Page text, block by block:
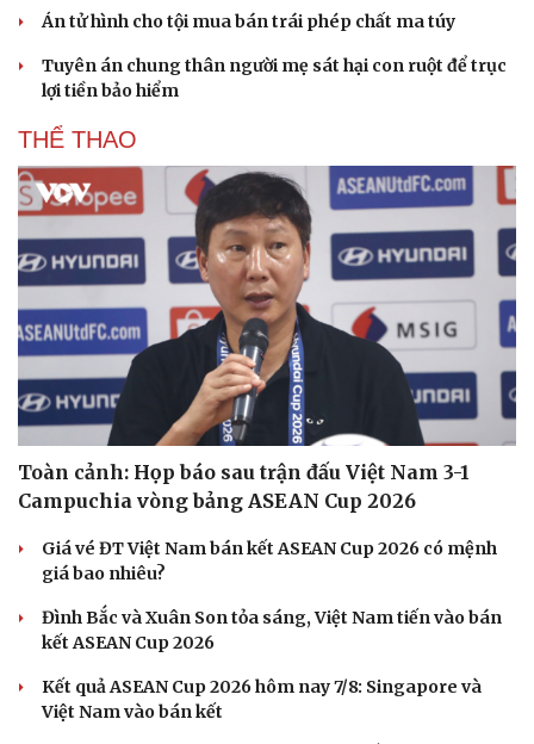
Án tử hình cho tội mua bán trái phép chất ma túy
Tuyên án chung thân người mẹ sát hại con ruột để trục
lợi tiền bảo hiểm
THỂ THAO
Toàn cảnh: Họp báo sau trận đấu Việt Nam 3-1
Campuchia vòng bảng ASEAN Cup 2026
Giá vé ĐT Việt Nam bán kết ASEAN Cup 2026 có mệnh
giá bao nhiêu?
Đình Bắc và Xuân Son tỏa sáng, Việt Nam tiến vào bán
kết ASEAN Cup 2026
Kết quả ASEAN Cup 2026 hôm nay 7/8: Singapore và
Việt Nam vào bán kết